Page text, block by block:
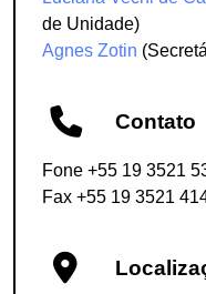
de Unidade)
Agnes Zotin
Contato
Fone +55 19 3521
Fax +55 19 3521